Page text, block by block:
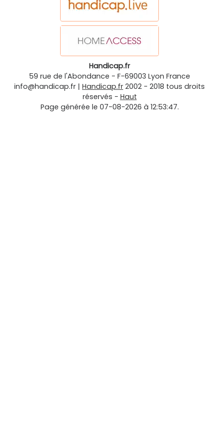
Handicap.fr
59 rue de l'Abondance - F-69003 Lyon France
info@handicap.fr | Handicap.fr 2002 - 2018 tous droits
réservés - Haut
Page générée le 07-08-2026 à 12:53:47.